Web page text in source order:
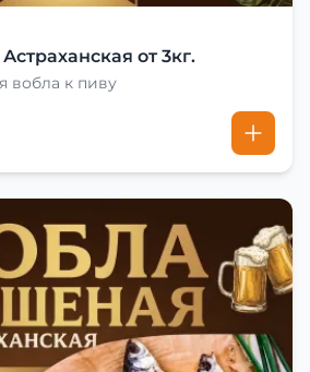
от 3кг.
вобла к пиву